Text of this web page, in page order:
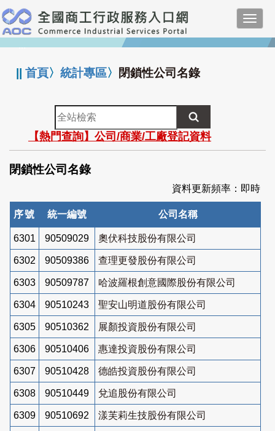
跳
到
主
要
:::
||首頁〉統計專區〉 閉鎖性公司名錄
全
站
檢
索
【熱門查詢】公司/商業/工廠登記資料
閉鎖性公司名錄
資料更新頻率：即時
序號 統一編號 公司名稱
6301 90509029 奧伏科技股份有限公司
6302 90509386 查理更發股份有限公司
6303 90509787 哈波羅根創意國際股份有限公司
6304 90510243 聖安山明道股份有限公司
6305 90510362 展顏投資股份有限公司
6306 90510406 惠達投資股份有限公司
6307 90510428 德皓投資股份有限公司
6308 90510449 兌追股份有限公司
6309 90510692 漾芙莉生技股份有限公司